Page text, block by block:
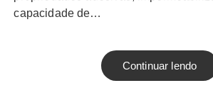
capacidade de…
Continuar lendo